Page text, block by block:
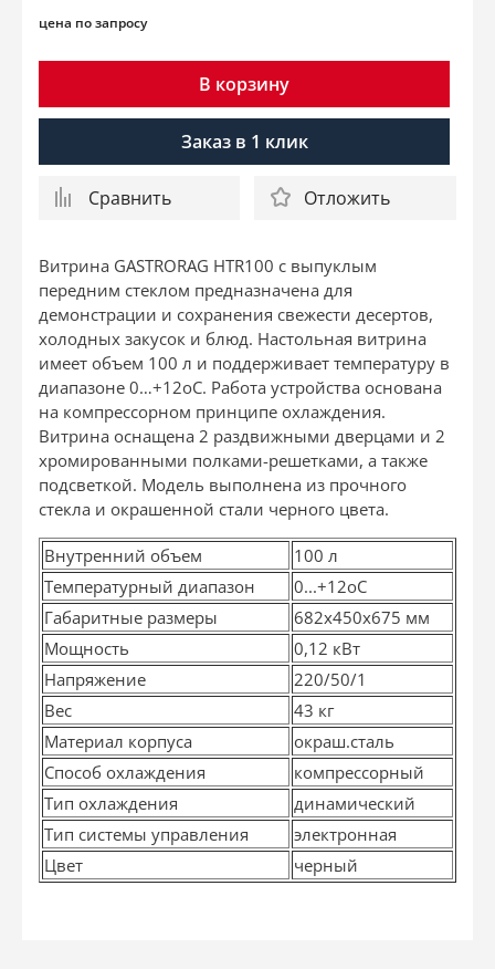
цена по запросу
В корзину
Заказ в 1 клик
Сравнить Отложить
Витрина GASTRORAG HTR100 с выпуклым
передним стеклом предназначена для
демонстрации и сохранения свежести десертов,
холодных закусок и блюд. Настольная витрина
имеет объем 100 л и поддерживает температуру в
диапазоне 0…+12оС. Работа устройства основана
на компрессорном принципе охлаждения.
Витрина оснащена 2 раздвижными дверцами и 2
хромированными полками-решетками, а также
подсветкой. Модель выполнена из прочного
стекла и окрашенной стали черного цвета.
Внутренний объем
100 л
Температурный диапазон
0...+12оС
Габаритные размеры
682х450х675 мм
Мощность
0,12 кВт
Напряжение
220/50/1
Вес
43 кг
Материал корпуса
окраш.сталь
Способ охлаждения
компрессорный
Тип охлаждения
динамический
Тип системы управления
электронная
Цвет
черный